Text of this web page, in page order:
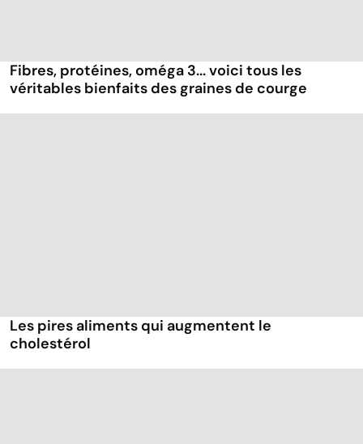
Fibres, protéines, oméga 3... voici tous les
véritables bienfaits des graines de courge
Les pires aliments qui augmentent le
cholestérol